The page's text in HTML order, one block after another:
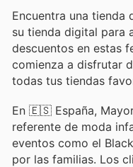
Encuentra una tienda
su tienda digital para
descuentos en estas
comienza a disfrutar
todas tus tiendas
En 🇪🇸 España,
referente de moda
eventos como el
por las familias. Los